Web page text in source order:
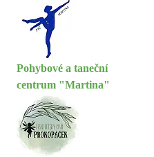
Pohybové a taneční
centrum "Martina"